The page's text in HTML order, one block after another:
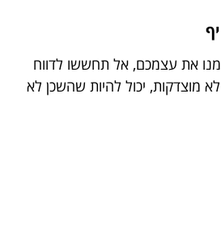
את עצמכם, אל תחששו לדווח
מוצדקות, יכול להיות שהשכן לא